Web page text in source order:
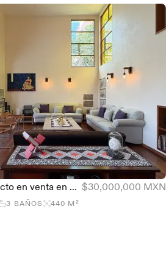
Casa de arquitecto en venta en Club de Golf Valle Escondido, 440 m² $30,000,000 MXN
3 BAÑOS 440 M²